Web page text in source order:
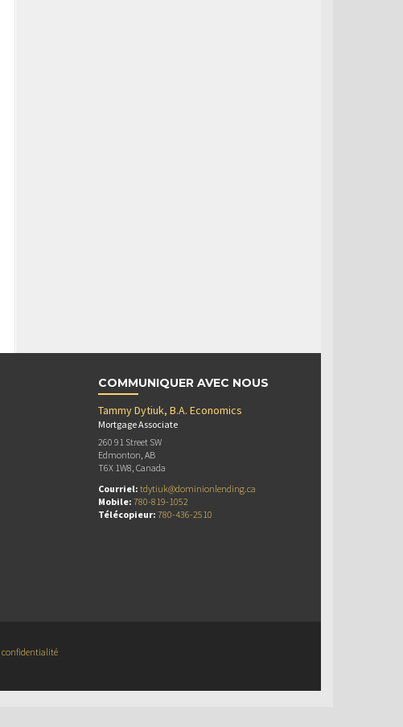
COMMUNIQUER AVEC NOUS
Tammy Dytiuk, B.A. Economics
Mortgage Associate
260 91 Street SW
Edmonton, AB
T6X 1W8, Canada
Courriel: tdytiuk@dominionlending.ca
Mobile: 780-819-1052
Télécopieur: 780-436-2510
confidentialité